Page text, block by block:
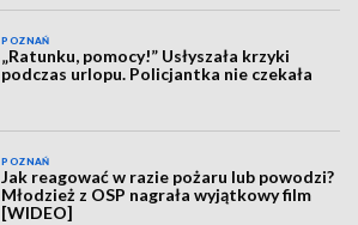
POZNAŃ
„Ratunku, pomocy!” Usłyszała krzyki
podczas urlopu. Policjantka nie czekała
POZNAŃ
Jak reagować w razie pożaru lub powodzi?
Młodzież z OSP nagrała wyjątkowy film
[WIDEO]